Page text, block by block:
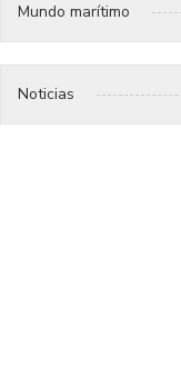
Mundo marítimo
Noticias